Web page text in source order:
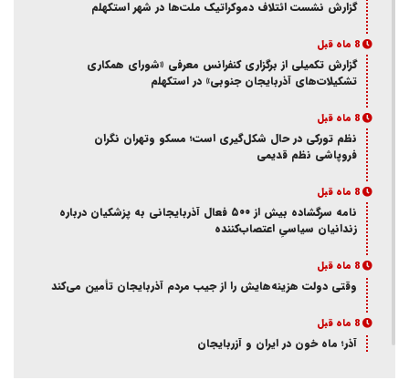
گزارش نشست ائتلاف دموکراتیک ملت‌ها در شهر استکهلم
8 ماه قبل
گزارش تکمیلی از برگزاری کنفرانس معرفی «شورای همکاری
تشکیلات‌های آذربایجان جنوبی» در استکهلم
8 ماه قبل
نظم تورکی در حال شکل‌گیری است؛ مسکو وتهران نگران
فروپاشی نظم قدیمی
8 ماه قبل
نامه سرگشاده بیش از ۵۰۰ فعال آذربایجانی به پزشکیان درباره
زندانیان سیاسیِ اعتصاب‌کننده
8 ماه قبل
وقتی دولت هزینه‌هایش را از جیب مردم آذربایجان تأمین می‌کند
8 ماه قبل
آذر؛ ماه خون در ایران و آزربایجان